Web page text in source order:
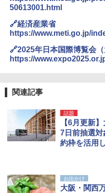
50613001.html
🔗経済産業省
https://www.meti.go.jp/
🔗2025年日本国際博覧会（
https://
関連記事
話題
【6月更新
7日前抽選
約枠を活用
お出かけ
大阪・関西